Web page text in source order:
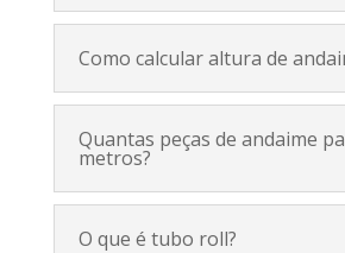
Como calcular altura de
Quantas peças de andaime
metros?
O que é tubo roll?